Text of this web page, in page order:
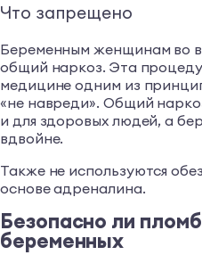
Что запрещено
Беременным женщинам во
общий наркоз. Эта
медицине одним из
«не навреди». Общий
и для здоровых людей, а
вдвойне.
Также не используются
основе адреналина.
Безопасно ли
беременных